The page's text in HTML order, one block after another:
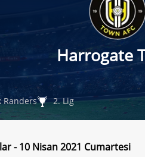
Harrogate
Randers 2. Lig
- 10 Nisan 2021 Cumartesi